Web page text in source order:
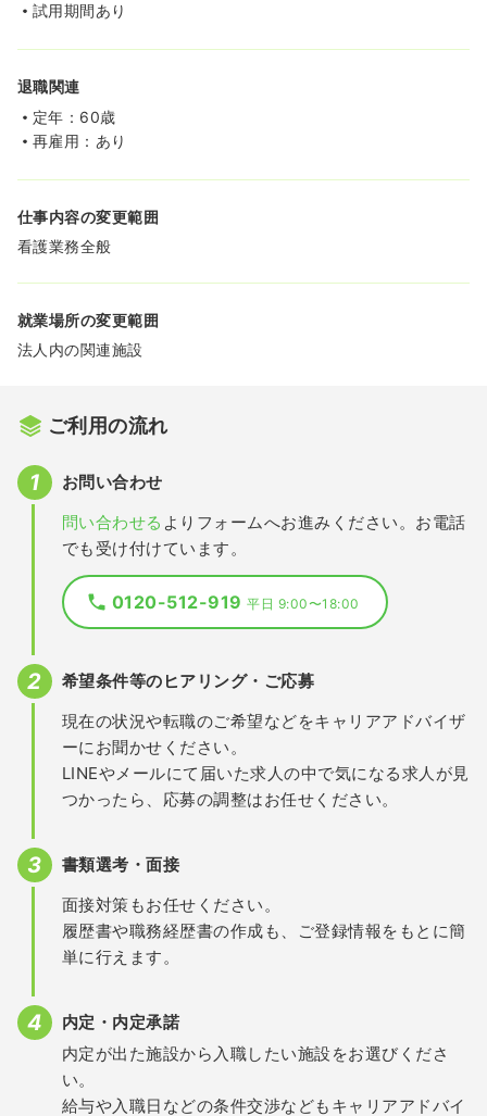
試用期間あり
退職関連
定年：60歳
再雇用：あり
仕事内容の変更範囲
看護業務全般
就業場所の変更範囲
法人内の関連施設
ご利用の流れ
お問い合わせ
問い合わせる よりフォームへお進みください。お電話
でも受け付けています。
0120-512-919平日 9:00〜18:00
希望条件等のヒアリング・ご応募
現在の状況や転職のご希望などをキャリアアドバイザ
ーにお聞かせください。
LINEやメールにて届いた求人の中で気になる求人が見
つかったら、応募の調整はお任せください。
書類選考・面接
面接対策もお任せください。
履歴書や職務経歴書の作成も、ご登録情報をもとに簡
単に行えます。
内定・内定承諾
内定が出た施設から入職したい施設をお選びくださ
い。
給与や入職日などの条件交渉などもキャリアアドバイ